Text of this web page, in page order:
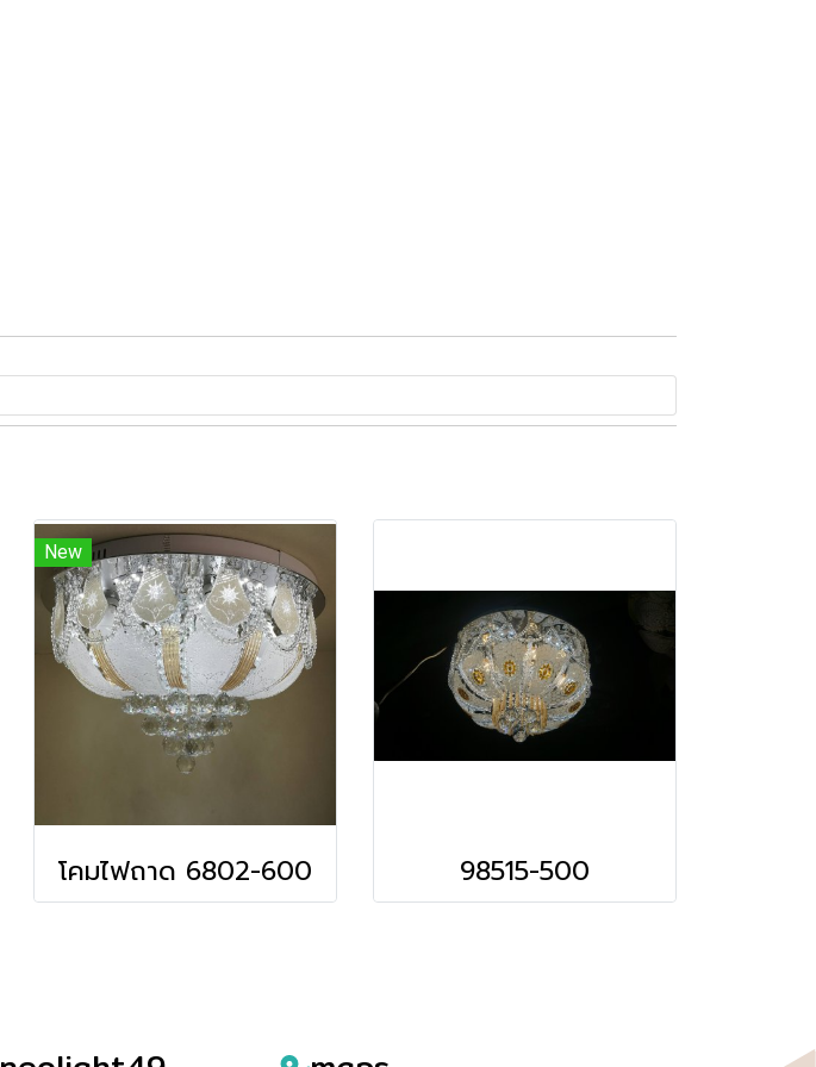
New
โคมไฟถาด 6802-600 98515-500